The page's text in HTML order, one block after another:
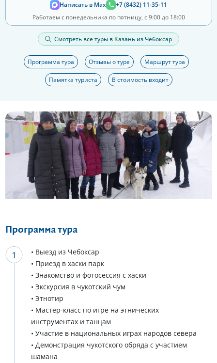
Написать в Max
+7 (8432) 11-35-11
Работаем с понедельника по пятницу, с 9:00 до 18:00
Смотреть все туры в Казань из Чебоксар
Программа тура Отзывы о туре Маршрут тура
Памятка туриста В стоимость входит
Еще 9 фото
Программа тура
• Выезд из Чебоксар
• Приезд в хаски парк
• Знакомство и фотосессия с хаски
• Экскурсия в чукотский чум
• Этнотир
• Мастер-класс по игре на этнических
инструментах и танцам
• Участие в национальных играх народов севера
• Демонстрация чукотского обряда с участием
шамана